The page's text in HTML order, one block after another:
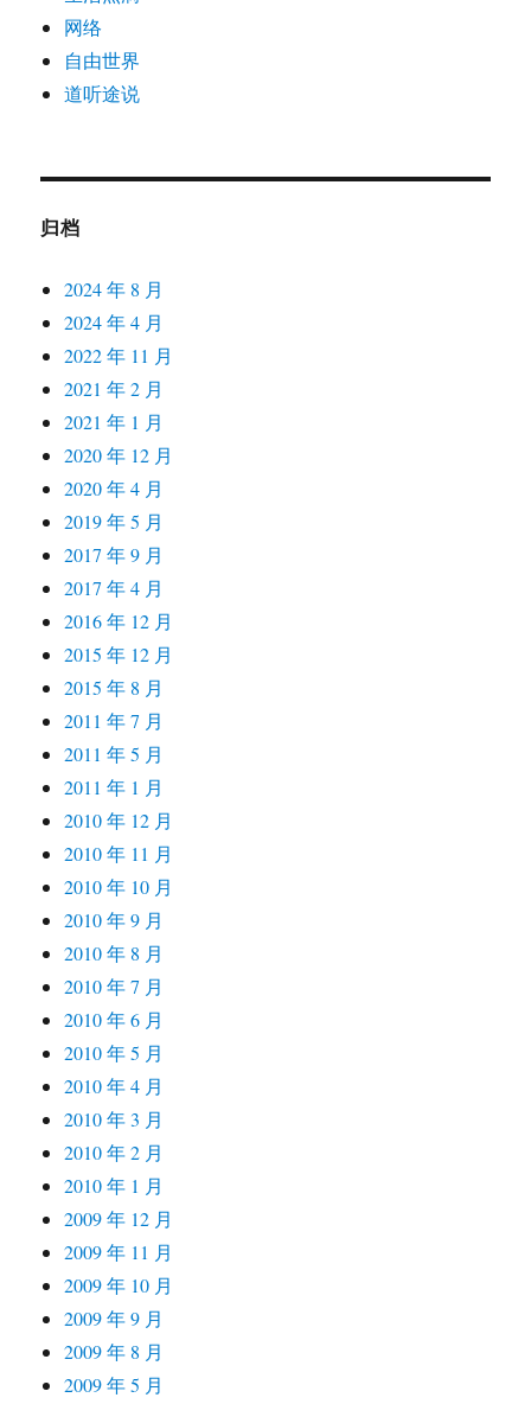
网络
自由世界
道听途说
归档
2024 年 8 月
2024 年 4 月
2022 年 11 月
2021 年 2 月
2021 年 1 月
2020 年 12 月
2020 年 4 月
2019 年 5 月
2017 年 9 月
2017 年 4 月
2016 年 12 月
2015 年 12 月
2015 年 8 月
2011 年 7 月
2011 年 5 月
2011 年 1 月
2010 年 12 月
2010 年 11 月
2010 年 10 月
2010 年 9 月
2010 年 8 月
2010 年 7 月
2010 年 6 月
2010 年 5 月
2010 年 4 月
2010 年 3 月
2010 年 2 月
2010 年 1 月
2009 年 12 月
2009 年 11 月
2009 年 10 月
2009 年 9 月
2009 年 8 月
2009 年 5 月